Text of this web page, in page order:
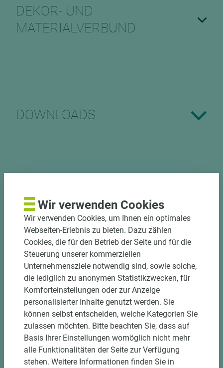
DEKOR- UND
MATERIALVERBUND
DOWNLOADS
PASSENDES ZUBEHÖR
Art.-Nr. 06200020119
EGGER Dekorspanplatte Eurodekor
Wir verwenden Cookies
Wir verwenden Cookies, um Ihnen ein optimales
Webseiten-Erlebnis zu bieten. Dazu zählen
Cookies, die für den Betrieb der Seite und für die
Steuerung unserer kommerziellen
Unternehmensziele notwendig sind, sowie solche,
die lediglich zu anonymen Statistikzwecken, für
Komforteinstellungen oder zur Anzeige
personalisierter Inhalte genutzt werden. Sie
können selbst entscheiden, welche Kategorien Sie
zulassen möchten. Bitte beachten Sie, dass auf
Basis Ihrer Einstellungen womöglich nicht mehr
alle Funktionalitäten der Seite zur Verfügung
stehen. Weitere Informationen finden Sie in